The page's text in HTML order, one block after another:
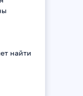
найти